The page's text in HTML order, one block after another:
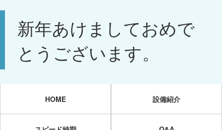
新年あけましておめで
とうございます。
HOME 設備紹介